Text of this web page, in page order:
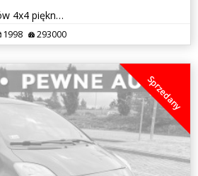
3.0 diesel aut . B mostów 4x4 piękny stan rama zdrowa 100% sprawny
1998 293000
Sprzedany